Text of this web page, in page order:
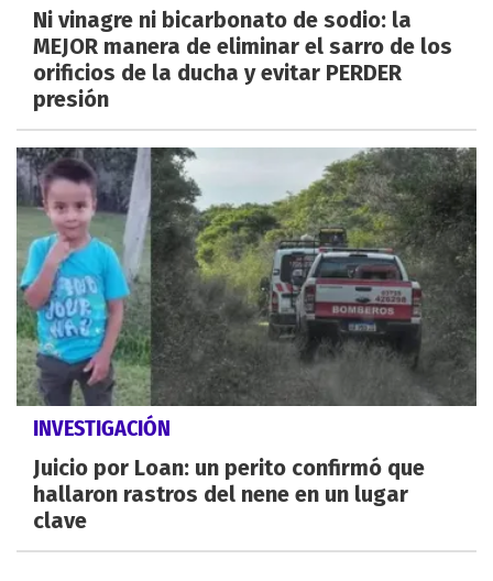
Ni vinagre ni bicarbonato de sodio: la
MEJOR manera de eliminar el sarro de los
orificios de la ducha y evitar PERDER
presión
INVESTIGACIÓN
Juicio por Loan: un perito confirmó que
hallaron rastros del nene en un lugar
clave